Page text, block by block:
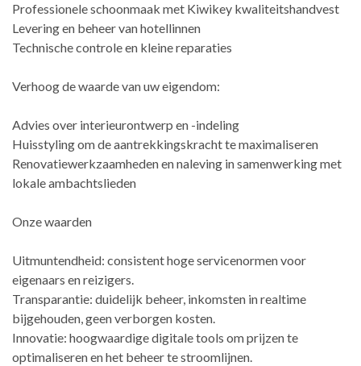
Professionele schoonmaak met Kiwikey kwaliteitshandvest
Levering en beheer van hotellinnen
Technische controle en kleine reparaties
Verhoog de waarde van uw eigendom:
Advies over interieurontwerp en -indeling
Huisstyling om de aantrekkingskracht te maximaliseren
Renovatiewerkzaamheden en naleving in samenwerking met
lokale ambachtslieden
Onze waarden
Uitmuntendheid: consistent hoge servicenormen voor
eigenaars en reizigers.
Transparantie: duidelijk beheer, inkomsten in realtime
bijgehouden, geen verborgen kosten.
Innovatie: hoogwaardige digitale tools om prijzen te
optimaliseren en het beheer te stroomlijnen.